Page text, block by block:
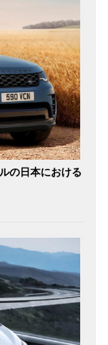
の日本における